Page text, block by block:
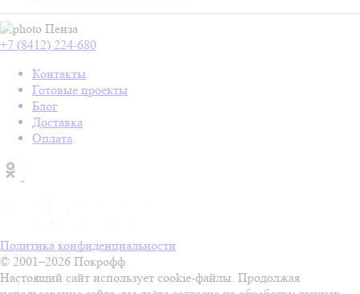
Пенза
+7 (8412) 224-680
Контакты
Готовые проекты
Блог
Доставка
Оплата
Политика конфиденциальности
© 2001–2026 Покрофф
Настоящий сайт использует cookie-файлы. Продолжая